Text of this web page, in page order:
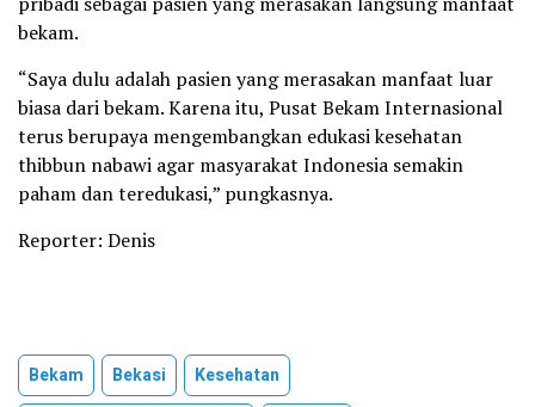
bekam.
“Saya dulu adalah pasien yang merasakan manfaat luar
biasa dari bekam. Karena itu, Pusat Bekam Internasional
terus berupaya mengembangkan edukasi kesehatan
thibbun nabawi agar masyarakat Indonesia semakin
paham dan teredukasi,” pungkasnya.
Reporter: Denis
Bekam Bekasi
Kesehatan